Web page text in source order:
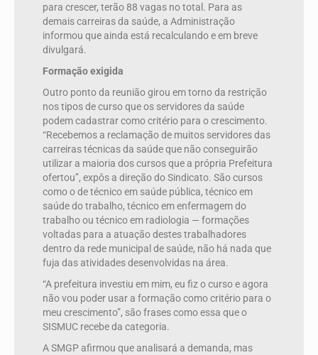
para crescer, terão 88 vagas no total. Para as
demais carreiras da saúde, a Administração
informou que ainda está recalculando e em breve
divulgará.
Formação exigida
Outro ponto da reunião girou em torno da restrição
nos tipos de curso que os servidores da saúde
podem cadastrar como critério para o crescimento.
“Recebemos a reclamação de muitos servidores das
carreiras técnicas da saúde que não conseguirão
utilizar a maioria dos cursos que a própria Prefeitura
ofertou”, expôs a direção do Sindicato. São cursos
como o de técnico em saúde pública, técnico em
saúde do trabalho, técnico em enfermagem do
trabalho ou técnico em radiologia — formações
voltadas para a atuação destes trabalhadores
dentro da rede municipal de saúde, não há nada que
fuja das atividades desenvolvidas na área.
“A prefeitura investiu em mim, eu fiz o curso e agora
não vou poder usar a formação como critério para o
meu crescimento”, são frases como essa que o
SISMUC recebe da categoria.
A SMGP afirmou que analisará a demanda, mas